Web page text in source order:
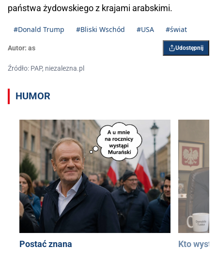
państwa żydowskiego z krajami arabskimi.
#Donald Trump #Bliski Wschód #USA #świat
Autor: as Udostępnij
Źródło: PAP, niezalezna.pl
HUMOR
Postać znana Kto